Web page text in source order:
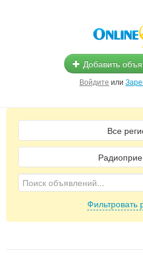
Добавить
Войдите или
Все
Фильтровать